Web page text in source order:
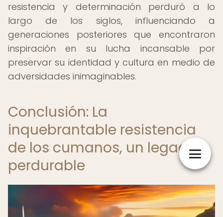
resistencia y determinación perduró a lo
largo de los siglos, influenciando a
generaciones posteriores que encontraron
inspiración en su lucha incansable por
preservar su identidad y cultura en medio de
adversidades inimaginables.
Conclusión: La
inquebrantable resistencia
de los cumanos, un legado
perdurable